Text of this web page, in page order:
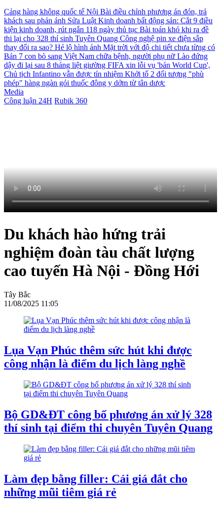
Cảng hàng không quốc tế Nội Bài điều chỉnh phương án đón, trả
khách sau phản ánh Sửa Luật Kinh doanh bất động sản: Cắt 9 điều
kiện kinh doanh, rút ngắn 118 ngày thủ tục Bài toán khó khi ra đề
thi lại cho 328 thí sinh Tuyên Quang Công nghệ pin xe điện sắp
thay đổi ra sao? Hé lộ hình ảnh Mặt trời với độ chi tiết chưa từng có
Bán 7 con bò sang Việt Nam chữa bệnh, người phụ nữ Lào đứng
dậy đi lại sau 8 tháng liệt giường FIFA xin lỗi vụ 'bán World Cup',
Chủ tịch Infantino vẫn được tín nhiệm Khởi tố 2 đối tượng "phù
phép" hàng ngàn gói thuốc đông y dởm từ tân dược
Media
Công luận 24H Rubik 360
Du khách hào hứng trải
nghiệm đoàn tàu chất lượng
cao tuyến Hà Nội - Đồng Hới
Tây Bắc
11/08/2025 11:05
Lụa Vạn Phúc thêm sức hút khi được
công nhận là điểm du lịch làng nghề
Bộ GD&ĐT công bố phương án xử lý 328
thí sinh tại điểm thi chuyên Tuyên Quang
Làm đẹp bằng filler: Cái giá đắt cho
những mũi tiêm giá rẻ